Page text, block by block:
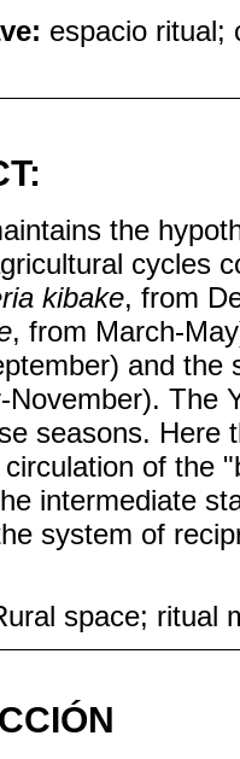
espacio ritual;
the
cycles
kibake, from
, from March-
and the
The
seasons. Here
of the
intermediate
system of
space; ritual